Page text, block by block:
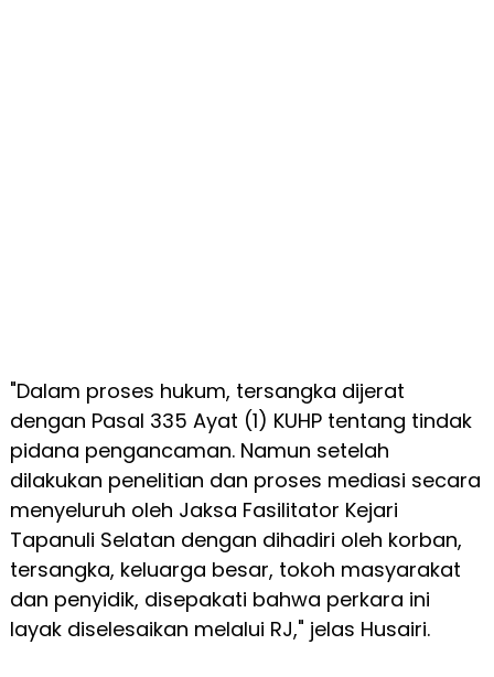
"Dalam proses hukum, tersangka dijerat
dengan Pasal 335 Ayat (1) KUHP tentang tindak
pidana pengancaman. Namun setelah
dilakukan penelitian dan proses mediasi secara
menyeluruh oleh Jaksa Fasilitator Kejari
Tapanuli Selatan dengan dihadiri oleh korban,
tersangka, keluarga besar, tokoh masyarakat
dan penyidik, disepakati bahwa perkara ini
layak diselesaikan melalui RJ," jelas Husairi.